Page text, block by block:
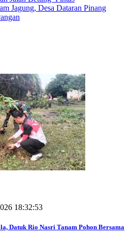
Jagung, Desa Dataran Pinang
18:32:53
Datuk Rio Nasri Tanam Pohon Bersama